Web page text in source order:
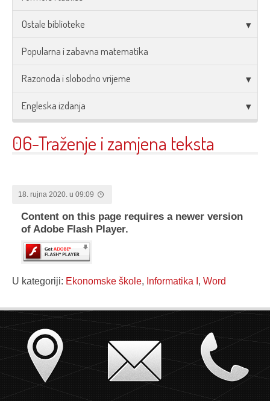
Ostale biblioteke
Popularna i zabavna matematika
Razonoda i slobodno vrijeme
Engleska izdanja
06-Traženje i zamjena teksta
18. rujna 2020. u 09:09
Content on this page requires a newer version
of Adobe Flash Player.
U kategoriji: Ekonomske škole, Informatika I , Word